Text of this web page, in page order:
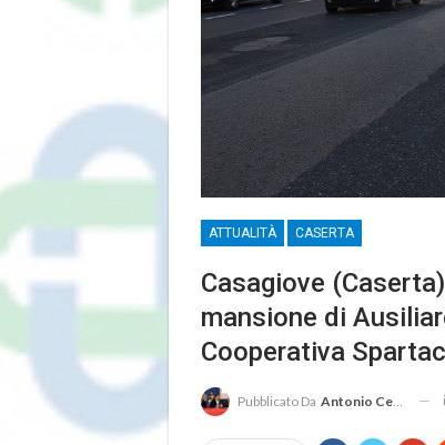
ATTUALITÀ CASERTA
Casagiove
mansione di
Cooperativa
Pubblicato Da Antonio Cembrola